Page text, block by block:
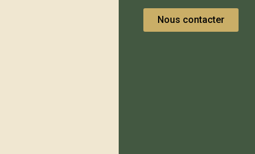
Nous contacter